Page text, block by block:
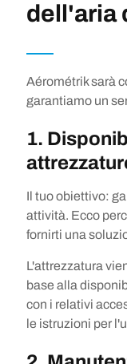
dell'aria
Aérométrik sarà
garantiamo un
1.
Il tuo obiettivo:
attività. Ecco
fornirti una
L'attrezzatura
base alla
con i relativi
le istruzioni per